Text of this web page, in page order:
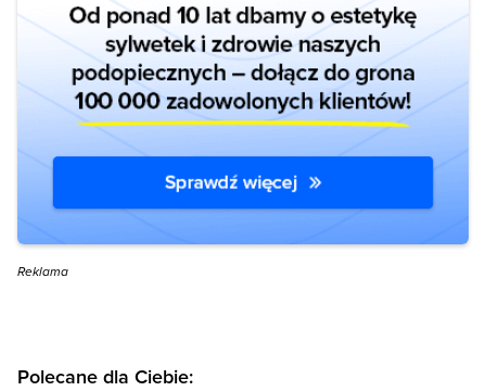
Reklama
Polecane dla Ciebie: